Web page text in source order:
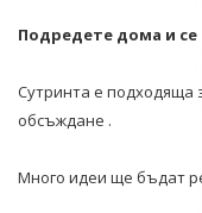
Подредете дома и
Сутринта е подходяща
обсъждане .
Много идеи ще бъдат